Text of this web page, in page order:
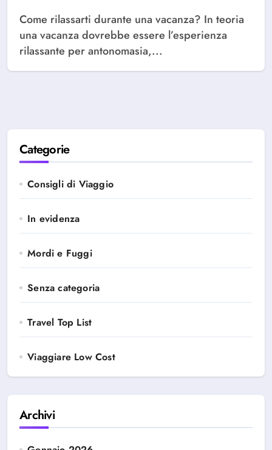
Come rilassarti durante una vacanza? In teoria
una vacanza dovrebbe essere l’esperienza
rilassante per antonomasia,...
Categorie
Consigli di Viaggio
In evidenza
Mordi e Fuggi
Senza categoria
Travel Top List
Viaggiare Low Cost
Archivi